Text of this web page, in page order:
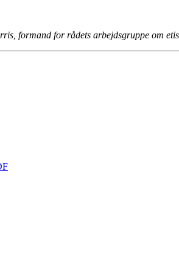
formand for rådets arbejdsgruppe om